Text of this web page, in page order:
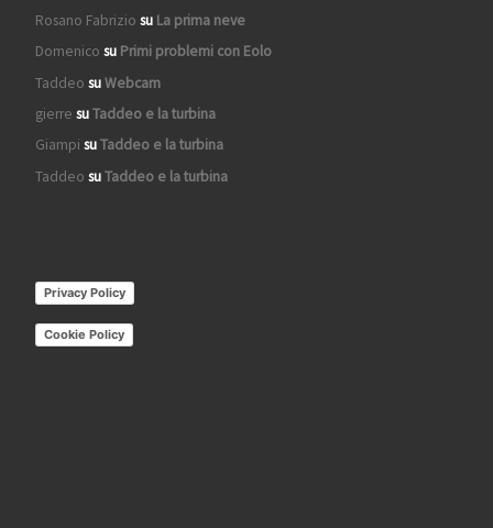
Rosano Fabrizio su La prima neve
Domenico su Primi problemi con Eolo
Taddeo suWebcam
gierre suTaddeo e la turbina
Giampi suTaddeo e la turbina
Taddeo suTaddeo e la turbina
Privacy Policy
Cookie Policy